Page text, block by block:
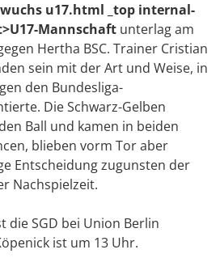
u17.html _top internal-
Mannschaft unterlag am
Hertha BSC. Trainer Cristian
sein mit der Art und Weise, in
den Bundesliga-
Die Schwarz-Gelben
Ball und kamen in beiden
blieben vorm Tor aber
Entscheidung zugunsten der
Nachspielzeit.
die SGD bei Union Berlin
ist um 13 Uhr.